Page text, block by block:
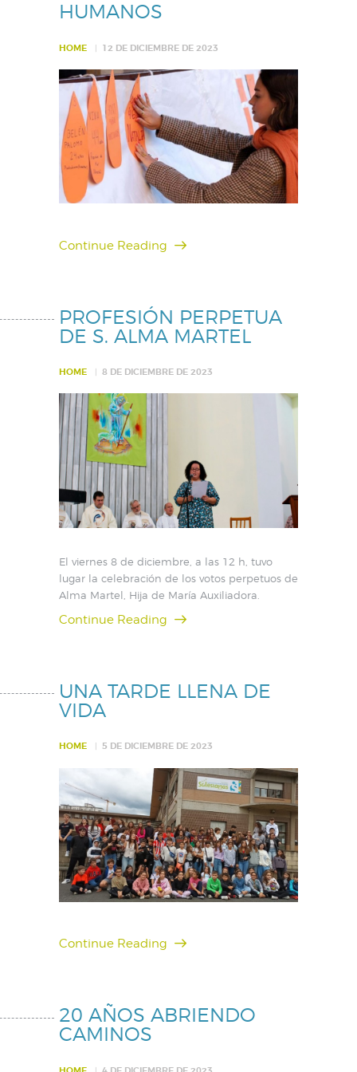
HUMANOS
HOME 12 DE DICIEMBRE DE 2023
Continue Reading
PROFESIÓN PERPETUA
DE S. ALMA MARTEL
HOME 8 DE DICIEMBRE DE 2023
El viernes 8 de diciembre, a las 12 h, tuvo
lugar la celebración de los votos perpetuos de
Alma Martel, Hija de María Auxiliadora.
Continue Reading
UNA TARDE LLENA DE
VIDA
HOME 5 DE DICIEMBRE DE 2023
Continue Reading
20 AÑOS ABRIENDO
CAMINOS